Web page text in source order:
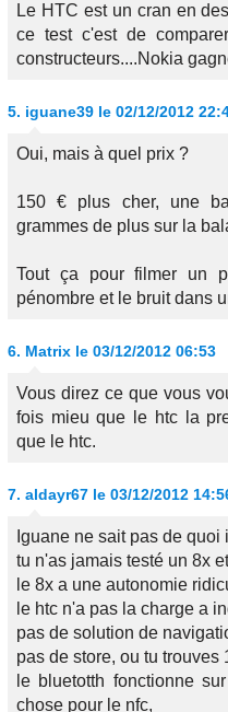
Le HTC est un cran en
ce test c'est de
constructeurs....Nokia
5. iguane39 le 02/12/2012
Oui, mais à quel prix ?
150 € plus cher, une
grammes de plus sur la
Tout ça pour filmer un
pénombre et le bruit dans
6. Matrix le 03/12/2012 06:53
Vous direz ce que vous
fois mieu que le htc la
que le htc.
7. aldayr67 le 03/12/2012
Iguane ne sait pas de quoi
tu n'as jamais testé un 8x
le 8x a une autonomie
le htc n'a pas la charge a
pas de solution de
pas de store, ou tu
le bluetotth fonctionne
chose pour le nfc,